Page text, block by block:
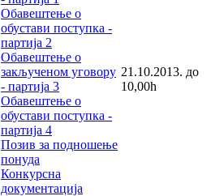
Обавештење о
обустави поступка -
партија 2
Обавештење о
закљученом уговору
- партија 3
Обавештење о
обустави поступка -
партија 4
Позив за подношење
понуда
Конкурсна
документација
21.10.2013. до
10,00h